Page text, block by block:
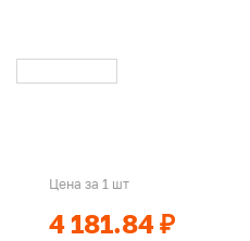
Цена за 1 шт
4 181.84 ₽